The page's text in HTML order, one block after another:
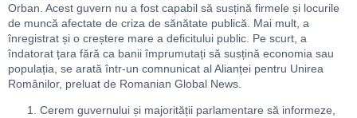
Orban. Acest guvern nu a fost capabil să susțină firmele și locurile
de muncă afectate de criza de sănătate publică. Mai mult, a
înregistrat și o creștere mare a deficitului public. Pe scurt, a
îndatorat țara fără ca banii împrumutați să susțină economia sau
populația, se arată într-un comnunicat al Alianței pentru Unirea
Românilor, preluat de Romanian Global News
Cerem guvernului și majorității parlamentare să informeze,